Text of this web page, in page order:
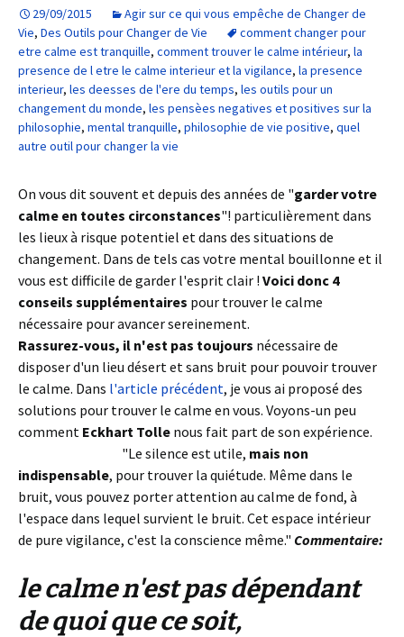
29/09/2015
Agir sur ce qui vous empêche de Changer de
Vie, Des Outils pour Changer de Vie
comment changer pour
etre calme est tranquille, comment trouver le calme intérieur, la
presence de l etre le calme interieur et la vigilance, la presence
interieur, les deesses de l'ere du temps, les outils pour un
changement du monde, les pensèes negatives et positives sur la
philosophie, mental tranquille, philosophie de vie positive, quel
autre outil pour changer la vie
On vous dit souvent et depuis des années de "garder votre
calme en toutes circonstances"! particulièrement dans
les lieux à risque potentiel et dans des situations de
changement. Dans de tels cas votre mental bouillonne et il
vous est difficile de garder l'esprit clair ! Voici donc 4
conseils supplémentaires pour trouver le calme
nécessaire pour avancer sereinement.
Rassurez-vous, il n'est pas toujours nécessaire de
disposer d'un lieu désert et sans bruit pour pouvoir trouver
le calme. Dans l'article précédent, je vous ai proposé des
solutions pour trouver le calme en vous. Voyons-un peu
comment Eckhart Tolle nous fait part de son expérience.
"Le silence est utile, mais non
indispensable, pour trouver la quiétude. Même dans le
bruit, vous pouvez porter attention au calme de fond, à
l'espace dans lequel survient le bruit. Cet espace intérieur
de pure vigilance, c'est la conscience même." Commentaire:
le calme n'est pas dépendant
de quoi que ce soit,